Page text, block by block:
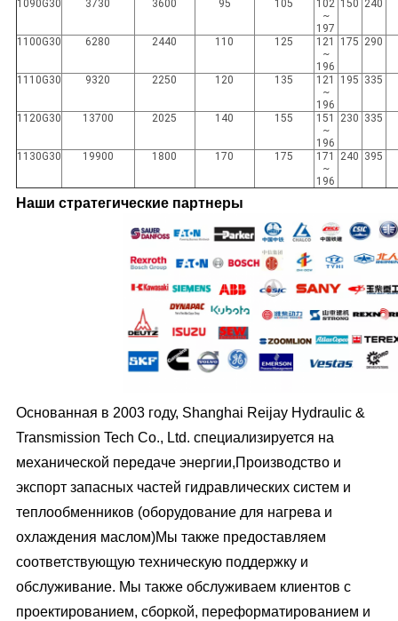
1090G30 3730 3600 95 105
102
~
197
150 240
1100G30 6280 2440 110 125
121
~
196
175 290
1110G30 9320 2250 120 135
121
~
196
195 335
1120G30 13700 2025 140 155
151
~
196
230 335
1130G30 19900 1800 170 175
171
~
196
240 395
Наши стратегические партнеры
Основанная в 2003 году, Shanghai Reijay Hydraulic &
Transmission Tech Co., Ltd. специализируется на
механической передаче энергии,Производство и
экспорт запасных частей гидравлических систем и
теплообменников (оборудование для нагрева и
охлаждения маслом)Мы также предоставляем
соответствующую техническую поддержку и
обслуживание. Мы также обслуживаем клиентов с
проектированием, сборкой, переформатированием и